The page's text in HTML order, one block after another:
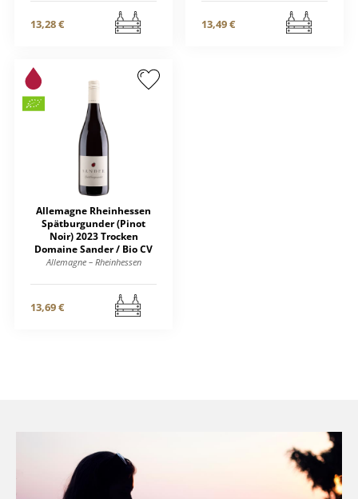
13,28 € 13,49 €
Allemagne Rheinhessen
Spätburgunder (Pinot
Noir) 2023 Trocken
Domaine Sander / Bio CV
Allemagne – Rheinhessen
13,69 €